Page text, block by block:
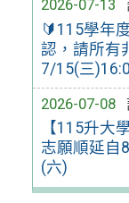
2026-07-13
🔰115學年
認，請所有
7/15(三
2026-07-08
【115升大
志願順延自
(六)